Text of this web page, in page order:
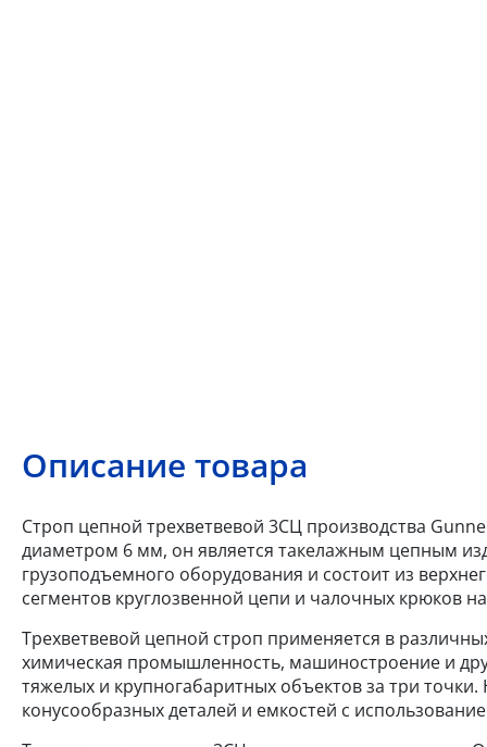
Описание товара
Строп цепной трехветвевой 3СЦ производства
диаметром 6 мм, он является такелажным цепным
грузоподъемного оборудования и состоит из
сегментов круглозвенной цепи и чалочных крюков
Трехветвевой цепной строп применяется в
химическая промышленность, машиностроение и
тяжелых и крупногабаритных объектов за три
конусообразных деталей и емкостей с